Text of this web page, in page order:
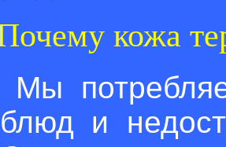
кожа
Мы
блюд и